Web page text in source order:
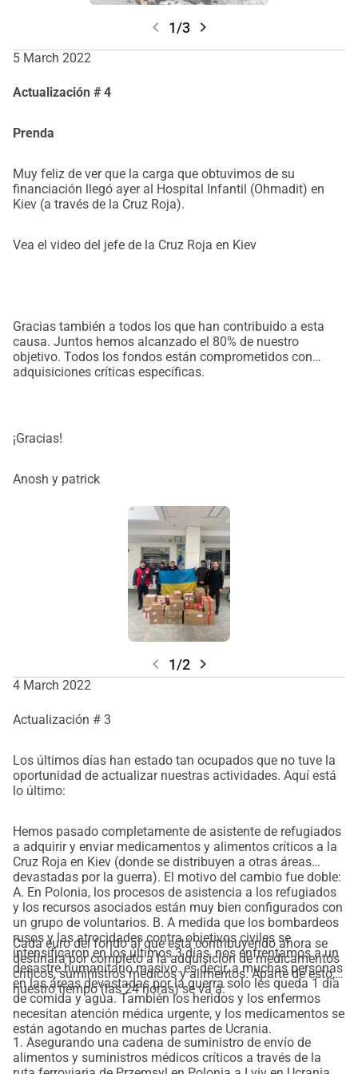
chevron_left 1/3 chevron_right
5 March 2022
Actualización # 4
Prenda
Muy feliz de ver que la carga que obtuvimos de su
financiación llegó ayer al Hospital Infantil (Ohmadit) en
Kiev (a través de la Cruz Roja).
Vea el video del jefe de la Cruz Roja en Kiev
Gracias también a todos los que han contribuido a esta
causa. Juntos hemos alcanzado el 80% de nuestro
objetivo. Todos los fondos están comprometidos con
adquisiciones críticas específicas.
¡Gracias!
Anosh y patrick
chevron_left 1/2 chevron_right
4 March 2022
Actualización # 3
Los últimos días han estado tan ocupados que no tuve la
oportunidad de actualizar nuestras actividades. Aquí está
lo último:
Hemos pasado completamente de asistente de refugiados
a adquirir y enviar medicamentos y alimentos críticos a la
Cruz Roja en Kiev (donde se distribuyen a otras áreas
devastadas por la guerra). El motivo del cambio fue doble:
A. En Polonia, los procesos de asistencia a los refugiados
y los recursos asociados están muy bien configurados con
un grupo de voluntarios. B. A medida que los bombardeos
rusos y las atrocidades contra objetivos civiles se
intensificaron en los últimos 3 días, nos enfrentamos a un
desastre humanitario masivo. es decir, a muchas personas
en las áreas devastadas por la guerra solo les queda 1 día
de comida y agua. También los heridos y los enfermos
necesitan atención médica urgente, y los medicamentos se
están agotando en muchas partes de Ucrania.
Cada euro del fondo al que está contribuyendo ahora se
destinará por completo a la adquisición de medicamentos
críticos, suministros médicos y alimentos. Aparte de esto,
nuestro tiempo (las 24 horas) se va a:
1. Asegurando una cadena de suministro de envío de
alimentos y suministros médicos críticos a través de la